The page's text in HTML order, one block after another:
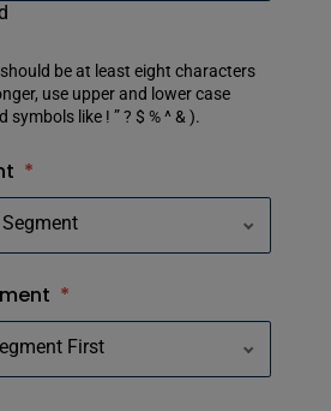
be at least eight characters
use upper and lower case
symbols like ! ” ? $ % ^ & ).
*
*